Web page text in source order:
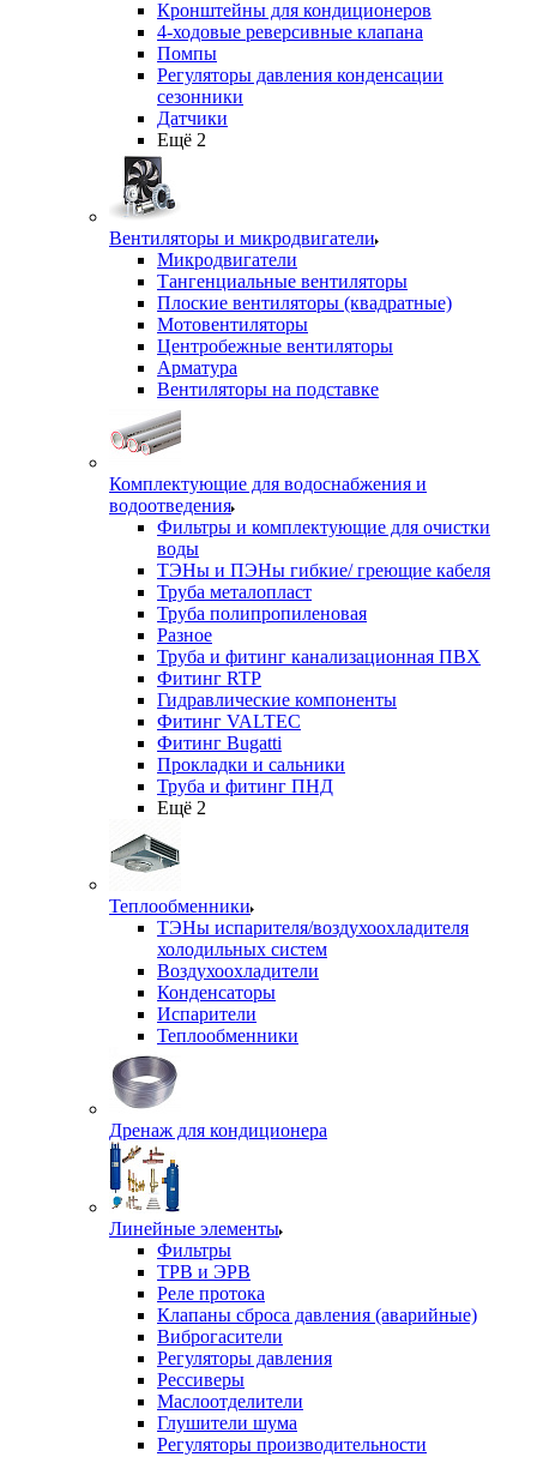
Кронштейны для кондиционеров
4-ходовые реверсивные клапана
Помпы
Регуляторы давления конденсации
сезонники
Датчики
Ещё 2
Вентиляторы и микродвигатели
Микродвигатели
Тангенциальные вентиляторы
Плоские вентиляторы (квадратные)
Мотовентиляторы
Центробежные вентиляторы
Арматура
Вентиляторы на подставке
Комплектующие для водоснабжения и
водоотведения
Фильтры и комплектующие для очистки
воды
ТЭНы и ПЭНы гибкие/ греющие кабеля
Труба металопласт
Труба полипропиленовая
Разное
Труба и фитинг канализационная ПВХ
Фитинг RTP
Гидравлические компоненты
Фитинг VALTEC
Фитинг Bugatti
Прокладки и сальники
Труба и фитинг ПНД
Ещё 2
Теплообменники
ТЭНы испарителя/воздухоохладителя
холодильных систем
Воздухоохладители
Конденсаторы
Испарители
Теплообменники
Дренаж для кондиционера
Линейные элементы
Фильтры
ТРВ и ЭРВ
Реле протока
Клапаны сброса давления (аварийные)
Виброгасители
Регуляторы давления
Рессиверы
Маслоотделители
Глушители шума
Регуляторы производительности